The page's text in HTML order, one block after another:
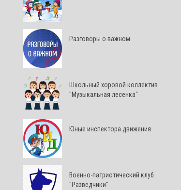
Разговоры о важном
Школьный хоровой коллектив
"Музыкальная лесенка"
Юные инспектора движения
Военно-патриотический клуб
"Разведчики"